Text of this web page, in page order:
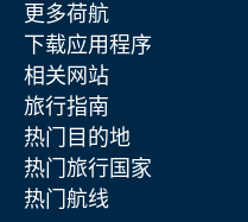
更多荷航
下载应用程序
相关网站
旅行指南
热门目的地
热门旅行国家
热门航线